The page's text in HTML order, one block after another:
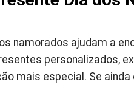
namorados ajudam a
personalizados,
mais especial. Se